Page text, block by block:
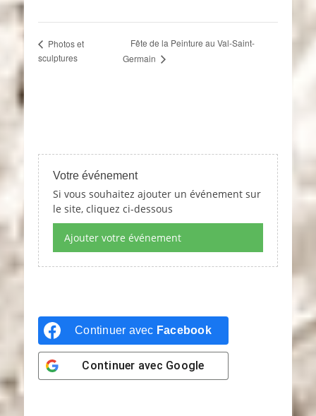
Photos et
sculptures
Fête de la Peinture au Val-Saint-
Germain
Votre événement
Si vous souhaitez ajouter un événement sur
le site, cliquez ci-dessous
Ajouter votre événement
Continuer avec Facebook
Continuer avec Google